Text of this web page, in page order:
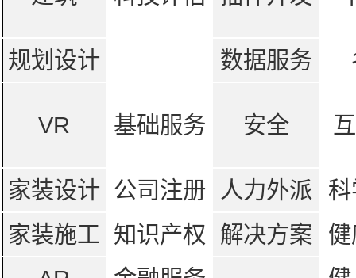
规划设计 数据服务
VR 基础服务 安全
家装设计 公司注册 人力外派
家装施工 知识产权 解决方案